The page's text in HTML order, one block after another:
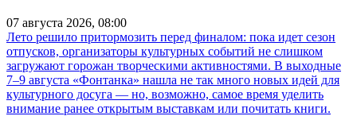
07 августа 2026, 08:00
Лето решило притормозить перед финалом: пока идет сезон
отпусков, организаторы культурных событий не слишком
загружают горожан творческими активностями. В выходные
7–9 августа «Фонтанка» нашла не так много новых идей для
культурного досуга — но, возможно, самое время уделить
внимание ранее открытым выставкам или почитать книги.